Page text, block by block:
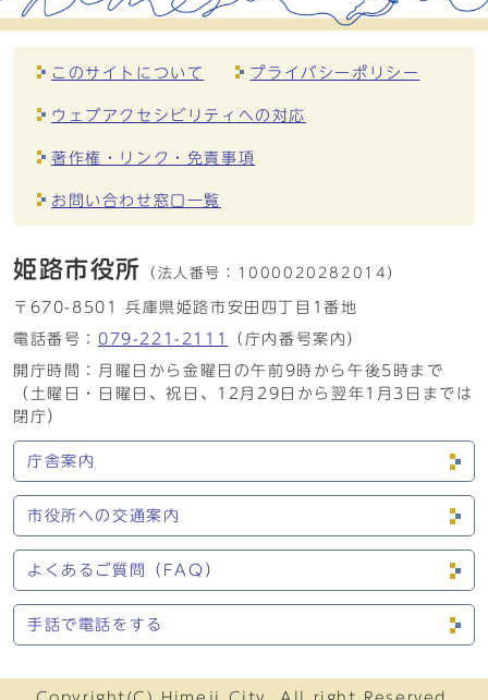
このサイトについて プライバシーポリシー
ウェブアクセシビリティへの対応
著作権・リンク・免責事項
お問い合わせ窓口一覧
姫路市役所 （法人番号： 1000020282014）
〒670-8501 兵庫県姫路市安田四丁目1番地
電話番号： 079-221-2111
（庁内番号案内）
開庁時間：月曜日から金曜日の午前9時から午後5時まで
（土曜日・日曜日、祝日、12月29日から翌年1月3日までは
閉庁）
庁舎案内
市役所への交通案内
よくあるご質問（FAQ）
手話で電話をする